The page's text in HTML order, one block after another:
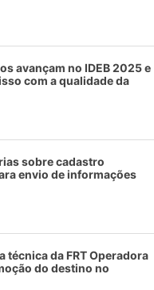
avançam no IDEB 2025 e
com a qualidade da
sobre cadastro
envio de informações
técnica da FRT Operadora
do destino no